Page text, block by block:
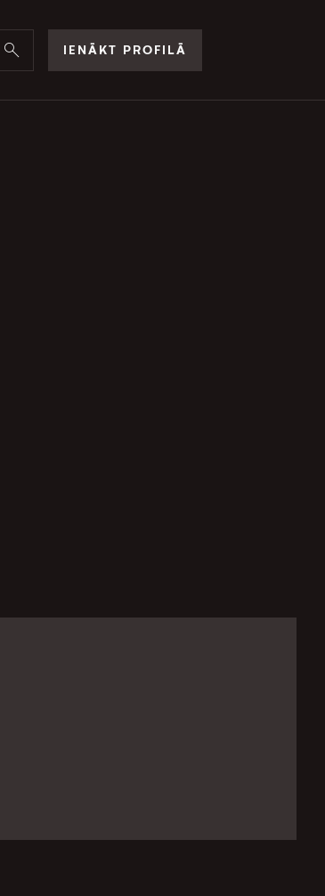
IENĀKT PROFILĀ